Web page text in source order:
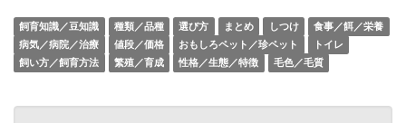
飼育知識／豆知識 種類／品種 選び方 まとめ しつけ
食事／餌／栄養
病気／病院／治療
値段／価格 おもしろペット／珍ペット
トイレ
飼い方／飼育方法
繁殖／育成 性格／生態／特徴 毛色／毛質